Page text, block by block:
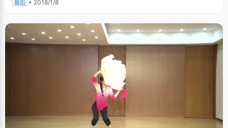
舞蹈 • 2018/1/8